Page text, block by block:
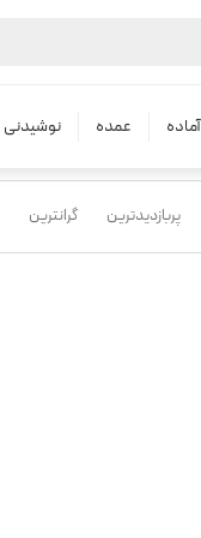
عمده نوشیدنی
پربازدیدترین گرانترین